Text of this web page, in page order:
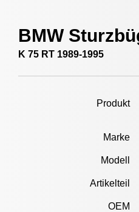
BMW
K 75 RT 1989-1995
Produkt
Marke
Modell
Artikelteil
OEM